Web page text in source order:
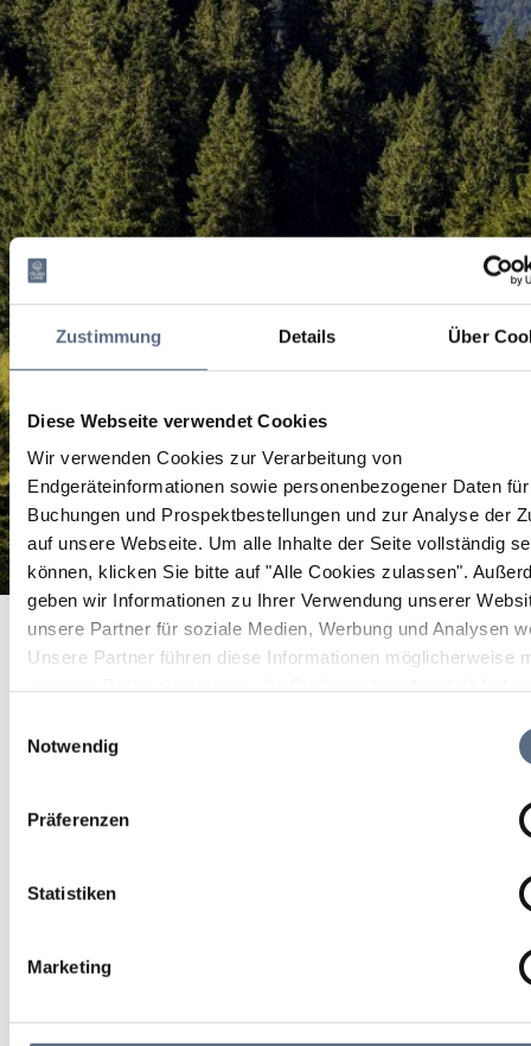
Zustimmung Details Über
Diese Webseite verwendet Cookies
Wir verwenden Cookies zur Verarbeitung von
Endgeräteinformationen sowie personenbezogener Daten
Buchungen und Prospektbestellungen und zur Analyse der
auf unsere Webseite. Um alle Inhalte der Seite vollständig
können, klicken Sie bitte auf "Alle Cookies zulassen".
geben wir Informationen zu Ihrer Verwendung unserer
unsere Partner für soziale Medien, Werbung und Analysen
Unsere Partner führen diese Informationen möglicherweise
Notwendig
Präferenzen
Statistiken
Marketing
Hüttenabend auf der Reiseralm
Hüttenabend auf der Reiseralm
Hüttenabend auf der
Reiseralm